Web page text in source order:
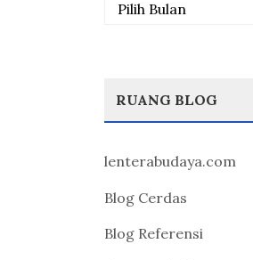
RUANG BLOG
lenterabudaya.com
Blog Cerdas
Blog Referensi